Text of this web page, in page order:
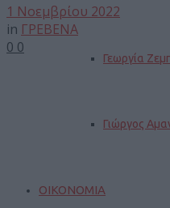
Γεωργία
Γιώργος
ΟΙΚΟΝΟΜΙΑ
1 Νοεμβρίου 2022
in ΓΡΕΒΕΝΑ
0 0